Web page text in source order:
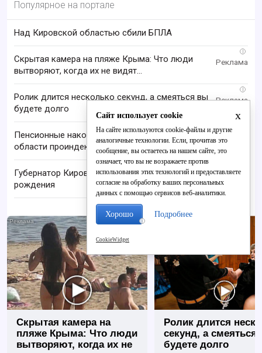
Популярное на портале
Над Кировской областью сбили БПЛА
i
Скрытая камера на пляже Крыма: Что люди
вытворяют, когда их не видят...
i
Ролик длится несколько секунд, а смеяться вы
будете долго
Пенсионные накопления жителей Кировской
области проиндексировали на 17-19%
Губернатор Кировской области празднует день
рождения
i
Скрытая камера на
пляже Крыма: Что люди
вытворяют, когда их не
Ролик длится
секунд, а смеяться
будете долго
x
Сайт использует cookie
На сайте используются cookie-файлы и другие
аналогичные технологии. Если, прочитав это
сообщение, вы остаетесь на нашем сайте, это
означает, что вы не возражаете против
использования этих технологий и предоставляете
согласие на обработку ваших персональных
данных с помощью сервисов веб-аналитики.
Хорошо Подробнее
CookieWidget